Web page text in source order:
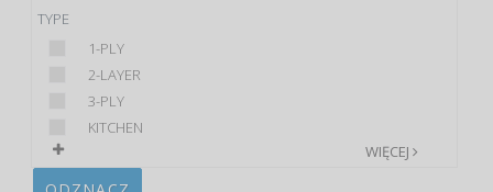
TYPE
1-PLY
2-LAYER
3-PLY
KITCHEN
WIĘCEJ